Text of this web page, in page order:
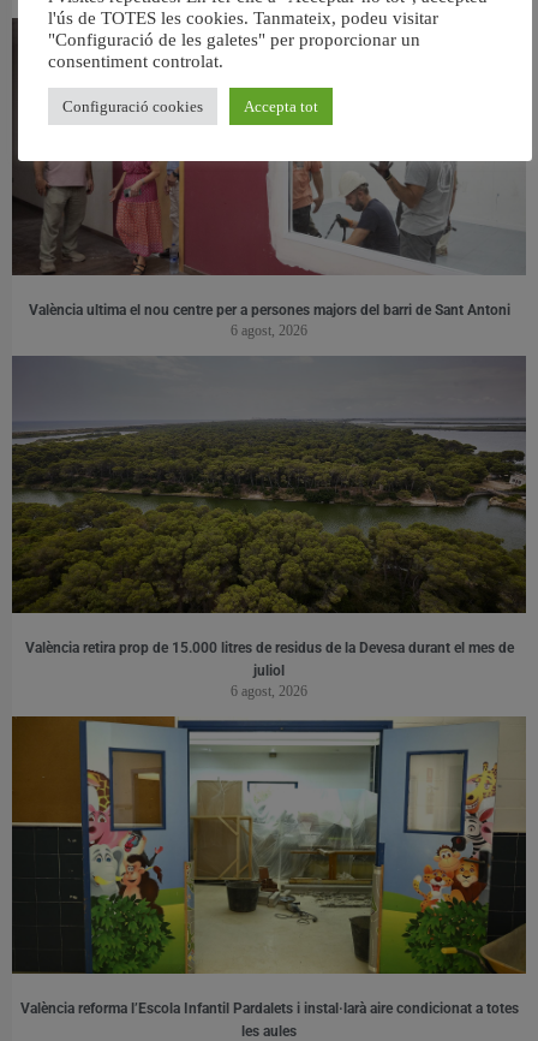
València ultima el nou centre per a persones majors del barri de Sant Antoni
6 agost, 2026
València retira prop de 15.000 litres de residus de la Devesa durant el mes de
juliol
6 agost, 2026
València reforma l’Escola Infantil Pardalets i instal·larà aire condicionat a totes
les aules
l'ús de TOTES les cookies. Tanmateix, podeu visitar
"Configuració de les galetes" per proporcionar un
consentiment controlat.
Configuració cookies Accepta tot